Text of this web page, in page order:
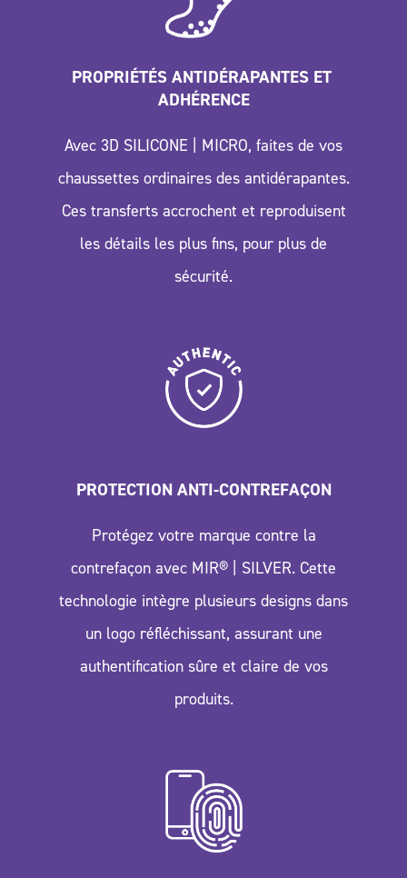
PROPRIÉTÉS ANTIDÉRAPANTES ET
ADHÉRENCE
Avec 3D SILICONE | MICRO, faites de vos
chaussettes ordinaires des antidérapantes.
Ces transferts accrochent et reproduisent
les détails les plus fins, pour plus de
sécurité.
PROTECTION ANTI-CONTREFAÇON
Protégez votre marque contre la
contrefaçon avec MIR® | SILVER. Cette
technologie intègre plusieurs designs dans
un logo réfléchissant, assurant une
authentification sûre et claire de vos
produits.